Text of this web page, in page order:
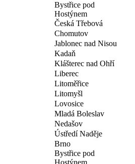
Bystřice pod
Hostýnem
Česká Třebová
Chomutov
Jablonec nad Nisou
Kadaň
Klášterec nad Ohří
Liberec
Litoměřice
Litomyšl
Lovosice
Mladá Boleslav
Nedašov
Ústředí Naděje
Brno
Bystřice pod
Hostýnem